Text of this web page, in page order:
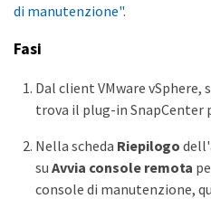
di manutenzione".
Fasi
Dal client VMware vSphere,
trova il plug-in SnapCenter
Nella scheda Riepilogo
su Avvia console remota
console di manutenzione,